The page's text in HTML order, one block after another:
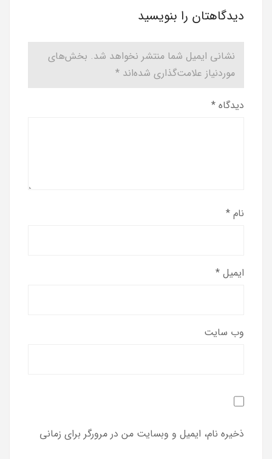
دیدگاهتان را بنویسید
نشانی ایمیل شما منتشر نخواهد شد. بخش‌های
موردنیاز علامت‌گذاری شده‌اند *
دیدگاه *
نام *
ایمیل *
وب‌ سایت
ذخیره نام، ایمیل و وبسایت من در مرورگر برای زمانی